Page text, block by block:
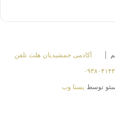
|
آکادمی جمشیدیان هلث تلفن
توسط یسنا وب